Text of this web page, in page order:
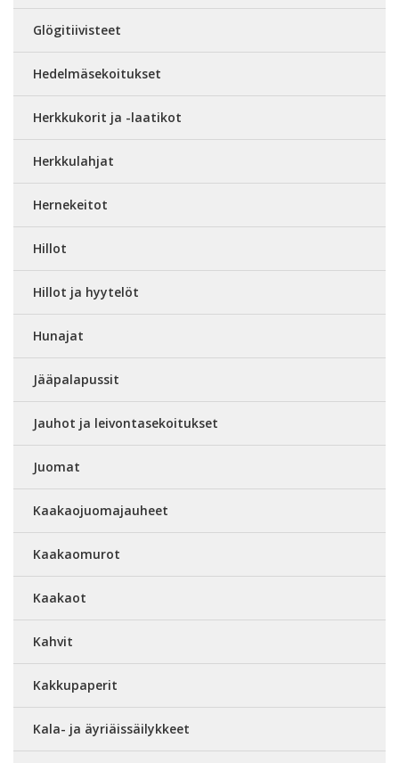
Glögitiivisteet
Hedelmäsekoitukset
Herkkukorit ja -laatikot
Herkkulahjat
Hernekeitot
Hillot
Hillot ja hyytelöt
Hunajat
Jääpalapussit
Jauhot ja leivontasekoitukset
Juomat
Kaakaojuomajauheet
Kaakaomurot
Kaakaot
Kahvit
Kakkupaperit
Kala- ja äyriäissäilykkeet